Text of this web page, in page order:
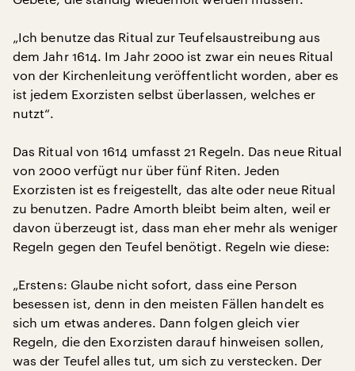
„Ich benutze das Ritual zur Teufelsaustreibung aus
dem Jahr 1614. Im Jahr 2000 ist zwar ein neues Ritual
von der Kirchenleitung veröffentlicht worden, aber es
ist jedem Exorzisten selbst überlassen, welches er
nutzt“.
Das Ritual von 1614 umfasst 21 Regeln. Das neue Ritual
von 2000 verfügt nur über fünf Riten. Jeden
Exorzisten ist es freigestellt, das alte oder neue Ritual
zu benutzen. Padre Amorth bleibt beim alten, weil er
davon überzeugt ist, dass man eher mehr als weniger
Regeln gegen den Teufel benötigt. Regeln wie diese:
„Erstens: Glaube nicht sofort, dass eine Person
besessen ist, denn in den meisten Fällen handelt es
sich um etwas anderes. Dann folgen gleich vier
Regeln, die den Exorzisten darauf hinweisen sollen,
was der Teufel alles tut, um sich zu verstecken. Der